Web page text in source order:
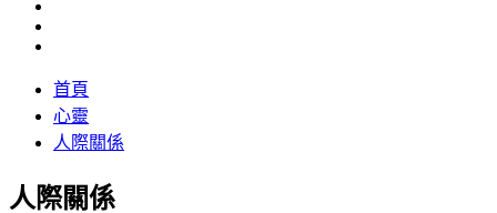
首頁
心靈
人際關係
人際關係